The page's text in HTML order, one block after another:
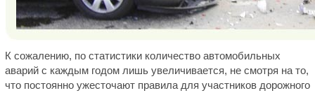
К сожалению, по статистики количество автомобильных
аварий с каждым годом лишь увеличивается, не смотря на то,
что постоянно ужесточают правила для участников дорожного